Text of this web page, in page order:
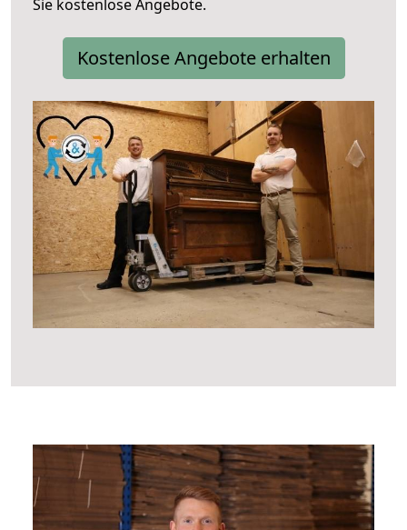
Sie kostenlose Angebote.
Kostenlose Angebote erhalten